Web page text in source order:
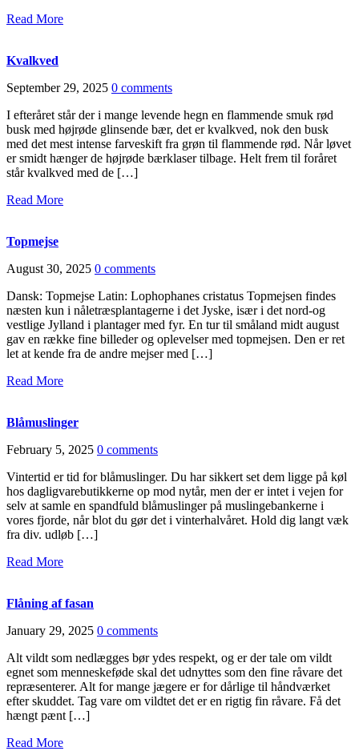
Read More
Kvalkved
September 29, 2025 0 comments
I efteråret står der i mange levende hegn en flammende smuk rød
busk med højrøde glinsende bær, det er kvalkved, nok den busk
med det mest intense farveskift fra grøn til flammende rød. Når løvet
er smidt hænger de højrøde bærklaser tilbage. Helt frem til foråret
står kvalkved med de […]
Read More
Topmejse
August 30, 2025 0 comments
Dansk: Topmejse Latin: Lophophanes cristatus Topmejsen findes
næsten kun i nåletræsplantagerne i det Jyske, især i det nord-og
vestlige Jylland i plantager med fyr. En tur til småland midt august
gav en række fine billeder og oplevelser med topmejsen. Den er ret
let at kende fra de andre mejser med […]
Read More
Blåmuslinger
February 5, 2025 0 comments
Vintertid er tid for blåmuslinger. Du har sikkert set dem ligge på køl
hos dagligvarebutikkerne op mod nytår, men der er intet i vejen for
selv at samle en spandfuld blåmuslinger på muslingebankerne i
vores fjorde, når blot du gør det i vinterhalvåret. Hold dig langt væk
fra div. udløb […]
Read More
Flåning af fasan
January 29, 2025 0 comments
Alt vildt som nedlægges bør ydes respekt, og er der tale om vildt
egnet som menneskeføde skal det udnyttes som den fine råvare det
repræsenterer. Alt for mange jægere er for dårlige til håndværket
efter skuddet. Tag vare om vildtet det er en rigtig fin råvare. Få det
hængt pænt […]
Read More